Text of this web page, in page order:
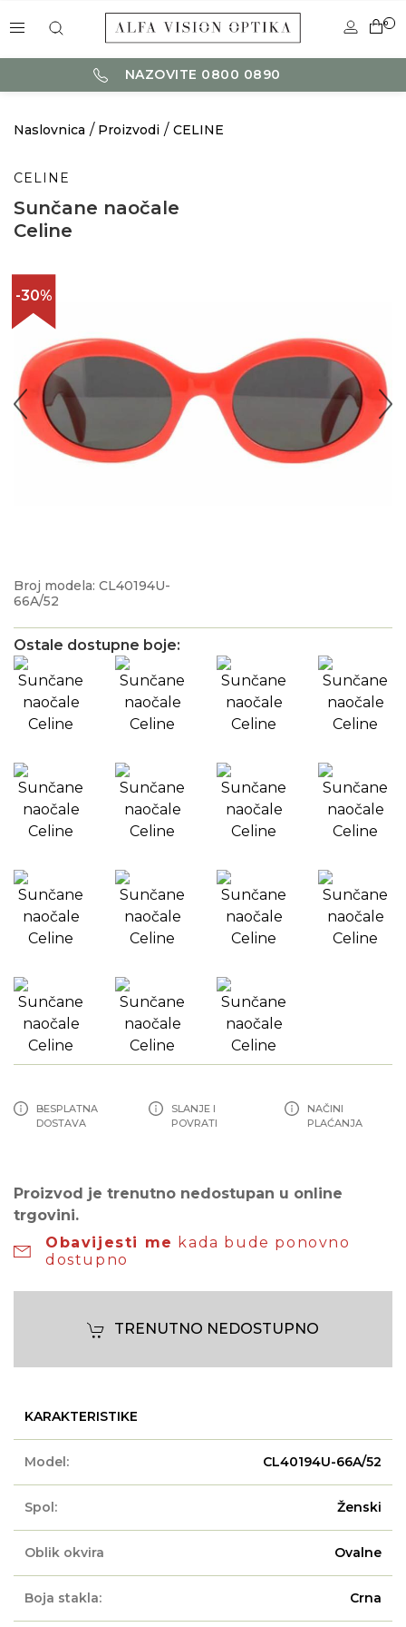
0
NAZOVITE 0800 0890
Naslovnica Proizvodi CELINE
CELINE
Sunčane naočale
Celine
-30%
Broj modela: CL40194U-
66A/52
Ostale dostupne boje:
BESPLATNA
DOSTAVA
SLANJE I
POVRATI
NAČINI
PLAĆANJA
Proizvod je trenutno nedostupan u online
trgovini.
Obavijesti me kada bude ponovno
dostupno
TRENUTNO NEDOSTUPNO
KARAKTERISTIKE
Model: CL40194U-66A/52
Spol: Ženski
Oblik okvira Ovalne
Boja stakla: Crna